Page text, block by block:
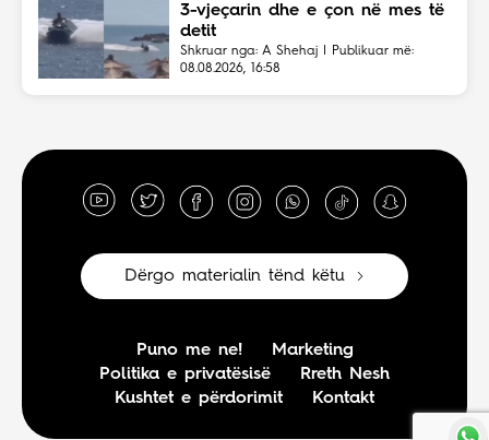
3-vjeçarin dhe e çon në mes të
detit
Shkruar nga: A Shehaj | Publikuar më:
08.08.2026, 16:58
Dërgo materialin tënd këtu
Puno me ne!
Marketing
Politika e privatësisë
Rreth Nesh
Kushtet e përdorimit
Kontakt